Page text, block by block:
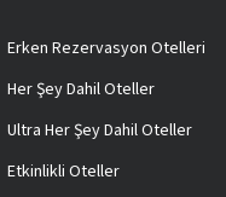
Erken Rezervasyon Otelleri
Her Şey Dahil Oteller
Ultra Her Şey Dahil Oteller
Etkinlikli Oteller